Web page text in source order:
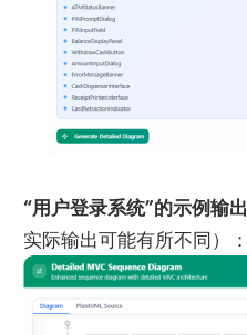
“用户登录系统”的示例输出
实际输出可能有所不同）：